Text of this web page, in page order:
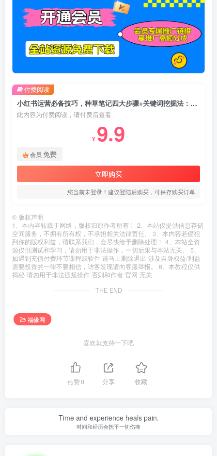
小红书运营必备技巧，种草笔记四大步骤+关键词挖掘法：迅速开爆流量
此内容为付费阅读，请付费后查看
¥ 9.9
会员 免费
立即购买
您当前未登录！建议登陆后购买，可保存购买订单
付费阅读
© 版权声明
1、本内容转载于网络，版权归原作者所有！ 2、本站仅提供信息存储
空间服务，不拥有所有权，不承担相关法律责任。 3、本内容若侵犯
到你的版权利益，请联系我们，会尽快给予删除处理！ 4、本站全资
源仅供测试和学习，请勿用于非法操作，一切后果与本站无关。 5、
如遇到充值付费环节课程或软件 请马上删除退出 涉及自身权益/利益
需要投资的一律不要相信，访客发现请向客服举报。 6、本教程仅供
揭秘 请勿用于非法违规操作 否则和作者 官网 无关
THE END
福缘网
喜欢就支持一下吧
点赞0 分享 收藏
Time and experience heals pain.
时间和经历会抚平一切伤痛